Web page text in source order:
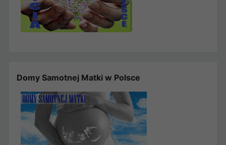
Domy Samotnej Matki w Polsce